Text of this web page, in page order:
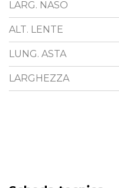
LARG. NASO
ALT. LENTE
LUNG. ASTA
LARGHEZZA